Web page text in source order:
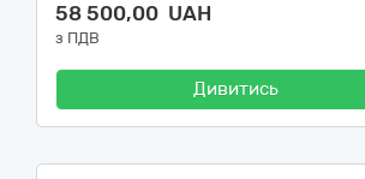
58 500,00 UAH
з ПДВ
Дивитись